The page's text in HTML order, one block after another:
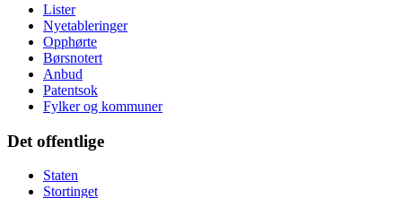
Lister
Nyetableringer
Opphørte
Børsnotert
Anbud
Patentsok
Fylker og kommuner
Det offentlige
Staten
Stortinget